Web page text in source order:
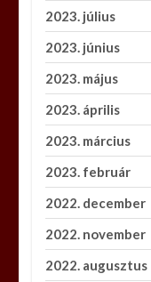
2023. július
2023. június
2023. május
2023. április
2023. március
2023. február
2022. december
2022. november
2022. augusztus